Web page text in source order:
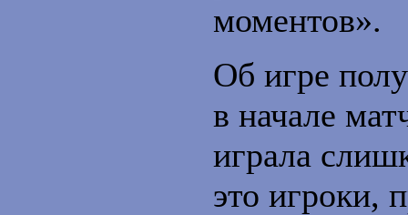
моментов».
Об игре
в начале
играла
это игроки,